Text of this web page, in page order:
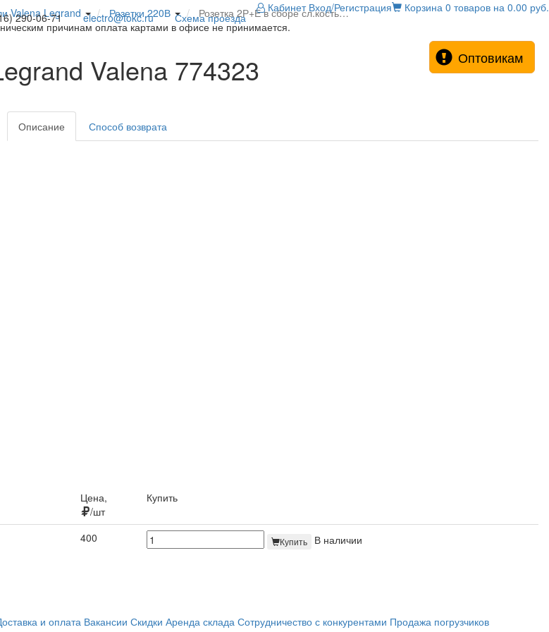
290-06-71 electro@tokc.ru Схема проезда
Кабинет Вход/Регистрация Корзина 0 товаров на 0.00 руб.
Valena Legrand Розетки 220В
Розетка 2Р+Е в сборе сл.кость…
причинам оплата картами в офисе не принимается.
Оптовикам
Valena 774323
Описание Способ возврата
Цена,
/шт
Купить
400 Купить В наличии
и оплата Вакансии Скидки Аренда склада Сотрудничество с конкурентами Продажа погрузчиков